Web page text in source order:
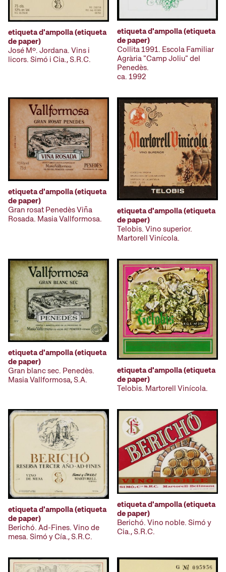
etiqueta d'ampolla (etiqueta
de paper)
José Mº. Jordana. Vins i
licors. Simó i Cia., S.R.C.
etiqueta d'ampolla (etiqueta
de paper)
Collita 1991. Escola Familiar
Agrària "Camp Joliu" del
Penedès.
ca. 1992
etiqueta d'ampolla (etiqueta
de paper)
Gran rosat Penedès Viña
Rosada. Masia Vallformosa.
etiqueta d'ampolla (etiqueta
de paper)
Telobis. Vino superior.
Martorell Vinícola.
etiqueta d'ampolla (etiqueta
de paper)
Gran blanc sec. Penedès.
Masia Vallformosa, S.A.
etiqueta d'ampolla (etiqueta
de paper)
Telobis. Martorell Vinícola.
etiqueta d'ampolla (etiqueta
de paper)
Berichó. Ad-Fines. Vino de
mesa. Simó y Cía., S.R.C.
etiqueta d'ampolla (etiqueta
de paper)
Berichó. Vino noble. Simó y
Cia., S.R.C.